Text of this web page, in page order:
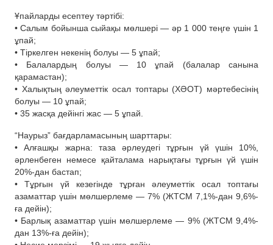
Ұпайларды есептеу тәртібі:
• Салым бойынша сыйақы мөлшері — әр 1 000 теңге үшін 1
ұпай;
• Тіркелген некенің болуы — 5 ұпай;
• Балалардың болуы — 10 ұпай (балалар санына
қарамастан);
• Халықтың әлеуметтік осал топтары (ХӘОТ) мәртебесінің
болуы — 10 ұпай;
• 35 жасқа дейінгі жас — 5 ұпай.
“Наурыз” бағдарламасының шарттары:
• Алғашқы жарна: таза әрлеудегі тұрғын үй үшін 10%,
әрленбеген немесе қайталама нарықтағы тұрғын үй үшін
20%-дан бастап;
• Тұрғын үй кезегінде тұрған әлеуметтік осал топтағы
азаматтар үшін мөлшерлеме — 7% (ЖТСМ 7,1%-дан 9,6%-
ға дейін);
• Барлық азаматтар үшін мөлшерлеме — 9% (ЖТСМ 9,4%-
дан 13%-ға дейін);